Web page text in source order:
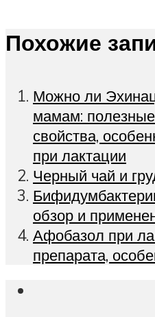
Похожие
Можно ли
мамам:
свойства,
при лактации
Черный чай и
обзор и
Афобазол при
препарата,